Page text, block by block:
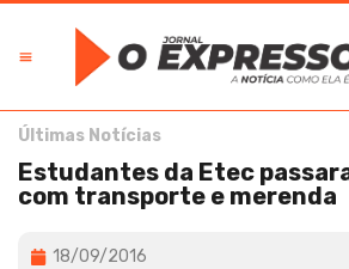
Últimas Notícias
Estudantes da Etec
com transporte e merenda
18/09/2016